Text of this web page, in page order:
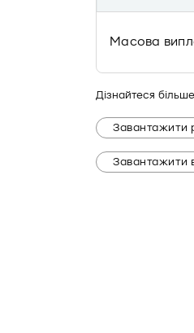
Масова
Дізнайтеся
Завантажити
Завантажити